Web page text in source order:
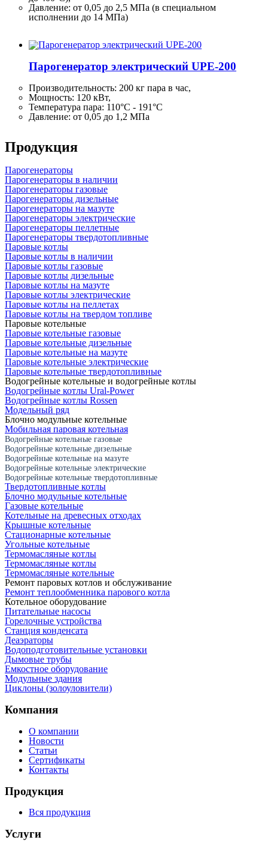
Давление: от 0,05 до 2,5 МПа (в специальном
исполнении до 14 МПа)
Парогенератор электрический UPE-200
Производительность: 200 кг пара в час,
Мощность: 120 кВт,
Температура пара: 110°C - 191°C
Давление: от 0,05 до 1,2 МПа
Продукция
Парогенераторы
Парогенераторы в наличии
Парогенераторы газовые
Парогенераторы дизельные
Парогенераторы на мазуте
Парогенераторы электрические
Парогенераторы пеллетные
Парогенераторы твердотопливные
Паровые котлы
Паровые котлы в наличии
Паровые котлы газовые
Паровые котлы дизельные
Паровые котлы на мазуте
Паровые котлы электрические
Паровые котлы на пеллетах
Паровые котлы на твердом топливе
Паровые котельные
Паровые котельные газовые
Паровые котельные дизельные
Паровые котельные на мазуте
Паровые котельные электрические
Паровые котельные твердотопливные
Водогрейные котельные и водогрейные котлы
Водогрейные котлы Ural-Power
Водогрейные котлы Rossen
Модельный ряд
Блочно модульные котельные
Мобильная паровая котельная
Водогрейные котельные газовые
Водогрейные котельные дизельные
Водогрейные котельные на мазуте
Водогрейные котельные электрические
Водогрейные котельные твердотопливные
Твердотопливные котлы
Блочно модульные котельные
Газовые котельные
Котельные на древесных отходах
Крышные котельные
Стационарные котельные
Угольные котельные
Термомасляные котлы
Термомасляные котлы
Термомасляные котельные
Ремонт паровых котлов и обслуживание
Ремонт теплообменника парового котла
Котельное оборудование
Питательные насосы
Горелочные устройства
Станция конденсата
Деаэраторы
Водоподготовительные установки
Дымовые трубы
Емкостное оборудование
Mодульные здания
Циклоны (золоуловители)
Компания
О компании
Новости
Статьи
Сертификаты
Контакты
Продукция
Вся продукция
Услуги